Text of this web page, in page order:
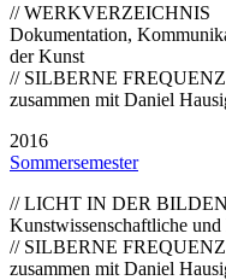
// WERKVERZEICHNIS
Dokumentation,
der Kunst
// SILBERNE FREQUENZ
zusammen mit Daniel
2016
Sommersemester
// LICHT IN DER
Kunstwissenschaftliche
// SILBERNE FREQUENZ
zusammen mit Daniel